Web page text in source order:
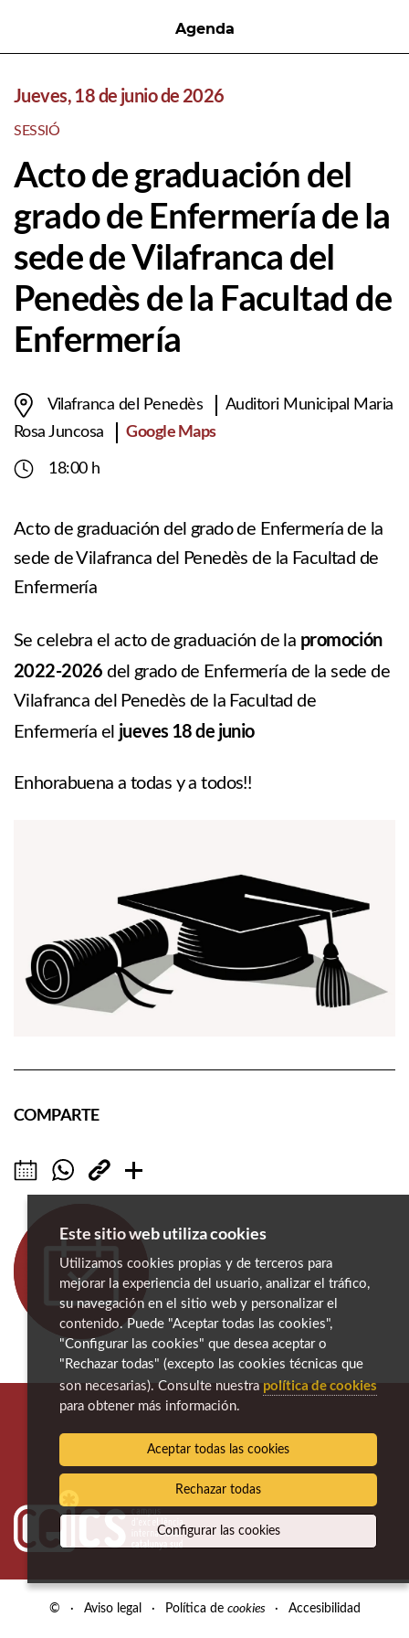
Agenda
Jueves, 18 de junio de 2026
SESSIÓ
Acto de graduación del
grado de Enfermería de la
sede de Vilafranca del
Penedès de la Facultad de
Enfermería
Vilafranca del Penedès
Auditori Municipal Maria
Rosa Juncosa
Google Maps
18:00 h
Acto de graduación del grado de Enfermería de la
sede de Vilafranca del Penedès de la Facultad de
Enfermería
Se celebra el acto de graduación de la promoción
2022-2026 del grado de Enfermería de la sede de
Vilafranca del Penedès de la Facultad de
Enfermería el jueves 18 de junio
Enhorabuena a todas y a todos!!
COMPARTE
© · Aviso legal · Política de cookies · Accesibilidad
Este sitio web utiliza cookies
Utilizamos cookies propias y de terceros para
mejorar la experiencia del usuario, analizar el tráfico,
su navegación en el sitio web y personalizar el
contenido. Puede "Aceptar todas las cookies",
"Configurar las cookies" que desea aceptar o
"Rechazar todas" (excepto las cookies técnicas que
son necesarias). Consulte nuestra política de cookies
para obtener más información.
Aceptar todas las cookies
Rechazar todas
Configurar las cookies